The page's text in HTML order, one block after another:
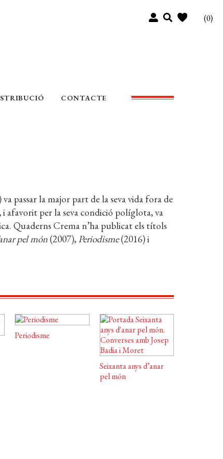
(0)
CONTACTE
passar la major part de la seva vida fora de
afavorit per la seva condició políglota, va
Quaderns Crema n’ha publicat els títols
pel món(2007),Periodisme(2016) i
Periodisme
Seixanta anys d’anar
pel món